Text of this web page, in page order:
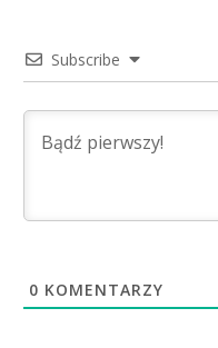
Subscribe
0 KOMENTARZY